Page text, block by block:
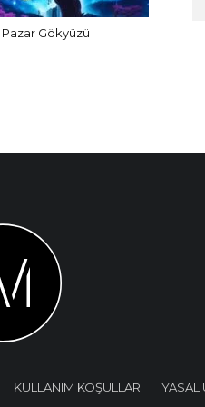
Pazar Gökyüzü
KULLANIM KOŞULLARI YASAL